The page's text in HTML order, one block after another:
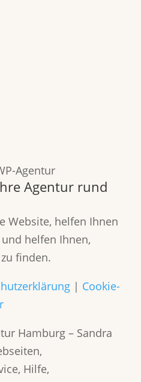
Agentur rund
Website, helfen Ihnen
helfen Ihnen,
finden.
| Cookie-
Hamburg – Sandra
Hilfe,